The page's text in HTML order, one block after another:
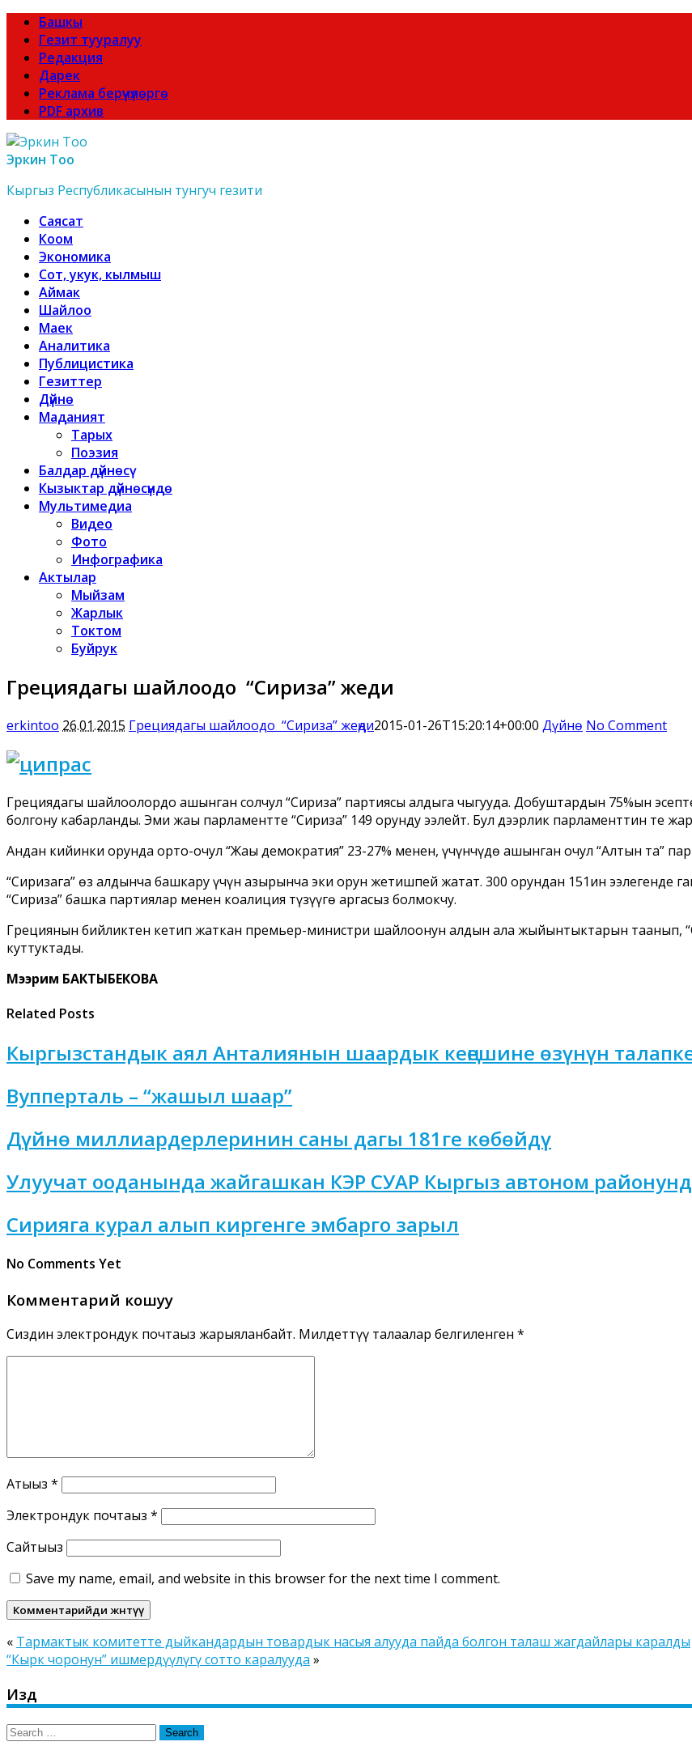
Башкы
Гезит тууралуу
Редакция
Дарек
Реклама берүүчүлөргө
PDF архив
Эркин Тоо
Кыргыз Республикасынын тунгуч гезити
Саясат
Коом
Экономика
Сот, укук, кылмыш
Аймак
Шайлоо
Маек
Аналитика
Публицистика
Гезиттер
Дүйнө
Маданият
Тарых
Поэзия
Балдар дүйнөсү
Кызыктар дүйнөсүндө
Мультимедиа
Видео
Фото
Инфографика
Актылар
Мыйзам
Жарлык
Токтом
Буйрук
Грециядагы шайлоодо “Сириза” жеңди
erkintoo 26.01.2015 Грециядагы шайлоодо “Сириза” жеңди2015-01-26T15:20:14+00:00 Дүйнө No Comment
Грециядагы шайлоолордо ашынган солчул “Сириза” партиясы алдыга чыгууда. Добуштардын 75%ын
болгону кабарланды. Эми жаңы парламентте “Сириза” 149 орунду ээлейт. Бул дээрлик парламенттин тең
Андан кийинки орунда орто-оңчул “Жаңы демократия” 23-27% менен, үчүнчүдө ашынган оңчул “Алтын таң”
“Сиризага” өз алдынча башкару үчүн азырынча эки орун жетишпей жатат. 300 орундан 151ин ээлегенде
“Сириза” башка партиялар менен коалиция түзүүгө аргасыз болмокчу.
Грециянын бийликтен кетип жаткан премьер-министри шайлоонун алдын ала жыйынтыктарын таанып,
куттуктады.
Мээрим БАКТЫБЕКОВА
Related Posts
Кыргызстандык аял Анталиянын шаардык кеңешине өзүнүн
Вупперталь – “жашыл шаар”
Дүйнө миллиардерлеринин саны дагы 181ге көбөйдү
Улуучат ооданында жайгашкан КЭР СУАР Кыргыз автоном
Сирияга курал алып киргенге эмбарго зарыл
No Comments Yet
Комментарий кошуу
Сиздин электрондук почтаңыз жарыяланбайт. Милдеттүү талаалар белгиленген *
Атыңыз *
Электрондук почтаңыз *
Сайтыңыз
Save my name, email, and website in this browser for the next time I comment.
« Тармактык комитетте дыйкандардын товардык насыя алууда пайда болгон талаш жагдайлары каралды
“Кырк чоронун” ишмердүүлүгү сотто каралууда »
Издөө
Search